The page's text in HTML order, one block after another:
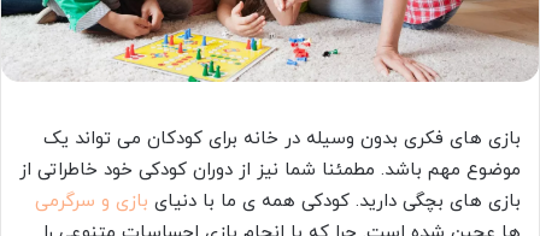
بازی های فکری بدون وسیله در خانه برای کودکان می تواند یک
موضوع مهم باشد. مطمئنا شما نیز از دوران کودکی خود خاطراتی از
بازی های بچگی دارید. کودکی همه ی ما با دنیای بازی و سرگرمی